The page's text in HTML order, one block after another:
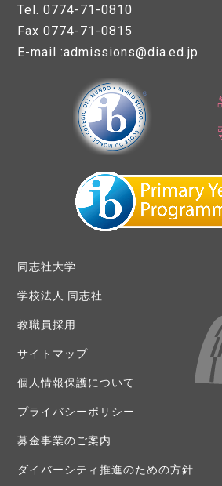
Tel. 0774-71-0810
Fax 0774-71-0815
E-mail :admissions@dia.ed.jp
同志社大学
学校法人 同志社
教職員採用
サイトマップ
個人情報保護について
プライバシーポリシー
募金事業のご案内
ダイバーシティ推進のための方針